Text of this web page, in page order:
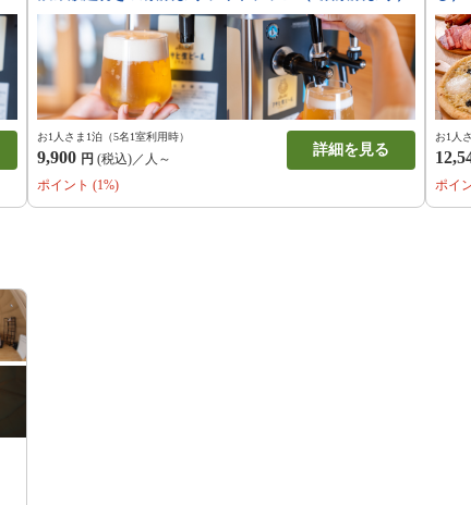
お1人さま1泊（5名1室利用時）
9,900 円 (税込)／人～
詳細を見る
ポイント (1%)
お1人
ポイ